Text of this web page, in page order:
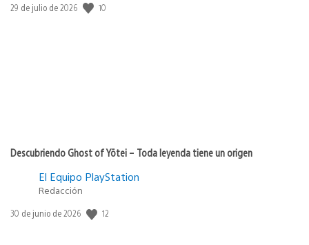
Fecha
29 de julio de 2026 10
Descubriendo Ghost of Yōtei – Toda leyenda tiene un origen
El Equipo PlayStation
Redacción
Fecha
30 de junio de 2026 12